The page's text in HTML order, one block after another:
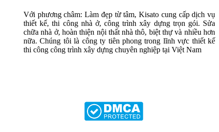
Với phương châm: Làm đẹp từ tâm, Kisato cung cấp dịch vụ
thiết kế, thi công nhà ở, công trình xây dựng trọn gói. Sửa
chữa nhà ở, hoàn thiện nội thất nhà thô, biệt thự và nhiều hơn
nữa. Chúng tôi là công ty tiên phong trong lĩnh vực thiết kế
thi công công trình xây dựng chuyên nghiệp tại Việt Nam